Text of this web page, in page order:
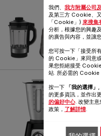
享受
參考
享受
參考
我們、 我方附屬公司
及第三方 Cookie、
「Cookie」) 來搜集
分析，根據您的興趣
的廣告與內容，並讓
您可按一下「接受所
的 Cookie」來同意
果您拒絕接受
站. 所必需的 Cookie
按一下 「我的選擇」
的更多資訊，並作出
的偏好中心. 改變主
政策， 了解詳情.